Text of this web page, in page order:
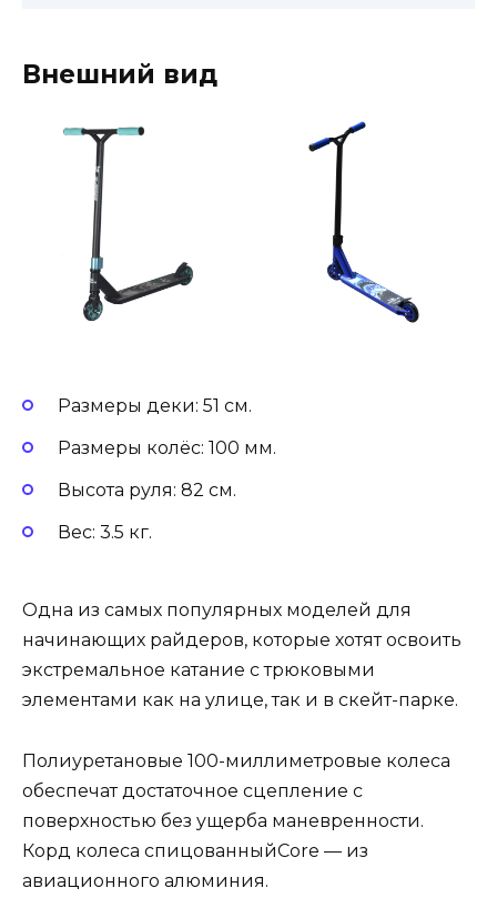
Внешний вид
Размеры деки: 51 см.
Размеры колёс: 100 мм.
Высота руля: 82 см.
Вес: 3.5 кг.
Одна из самых популярных моделей для
начинающих райдеров, которые хотят освоить
экстремальное катание с трюковыми
элементами как на улице, так и в скейт-парке.
Полиуретановые 100-миллиметровые колеса
обеспечат достаточное сцепление с
поверхностью без ущерба маневренности.
Корд колеса спицованныйCore — из
авиационного алюминия.